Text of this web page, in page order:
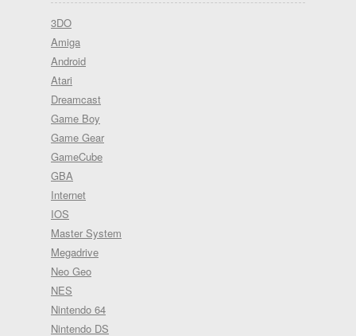
3DO
Amiga
Android
Atari
Dreamcast
Game Boy
Game Gear
GameCube
GBA
Internet
IOS
Master System
Megadrive
Neo Geo
NES
Nintendo 64
Nintendo DS